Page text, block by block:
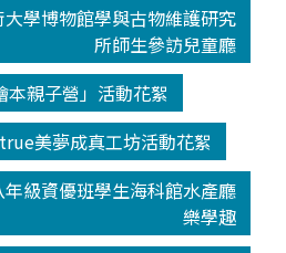
學博物館學與古物維護研究
所師生參訪兒童廳
親子營」活動花絮
美夢成真工坊活動花絮
級資優班學生海科館水產廳
樂學趣